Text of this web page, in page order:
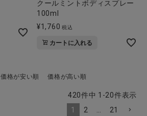
クールミントボディスプレー
100ml
¥1,760 税込
カートに入れる
価格が安い順 価格が高い順
420件中 1 -20件表示
1
2 21